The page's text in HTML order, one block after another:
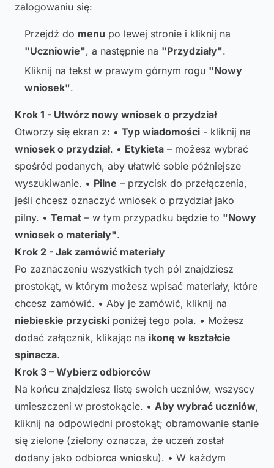
zalogowaniu się:
Przejdź do menu po lewej stronie i kliknij na
"Uczniowie", a następnie na "Przydziały".
Kliknij na tekst w prawym górnym rogu "Nowy
wniosek".
Krok 1 - Utwórz nowy wniosek o przydział
Otworzy się ekran z: • Typ wiadomości - kliknij na
wniosek o przydział. • Etykieta – możesz wybrać
spośród podanych, aby ułatwić sobie późniejsze
wyszukiwanie. • Pilne – przycisk do przełączenia,
jeśli chcesz oznaczyć wniosek o przydział jako
pilny. • Temat – w tym przypadku będzie to "Nowy
wniosek o materiały".
Krok 2 - Jak zamówić materiały
Po zaznaczeniu wszystkich tych pól znajdziesz
prostokąt, w którym możesz wpisać materiały, które
chcesz zamówić. • Aby je zamówić, kliknij na
niebieskie przyciski poniżej tego pola. • Możesz
dodać załącznik, klikając na ikonę w kształcie
spinacza.
Krok 3 – Wybierz odbiorców
Na końcu znajdziesz listę swoich uczniów, wszyscy
umieszczeni w prostokącie. • Aby wybrać uczniów,
kliknij na odpowiedni prostokąt; obramowanie stanie
się zielone (zielony oznacza, że uczeń został
dodany jako odbiorca wniosku). • W każdym